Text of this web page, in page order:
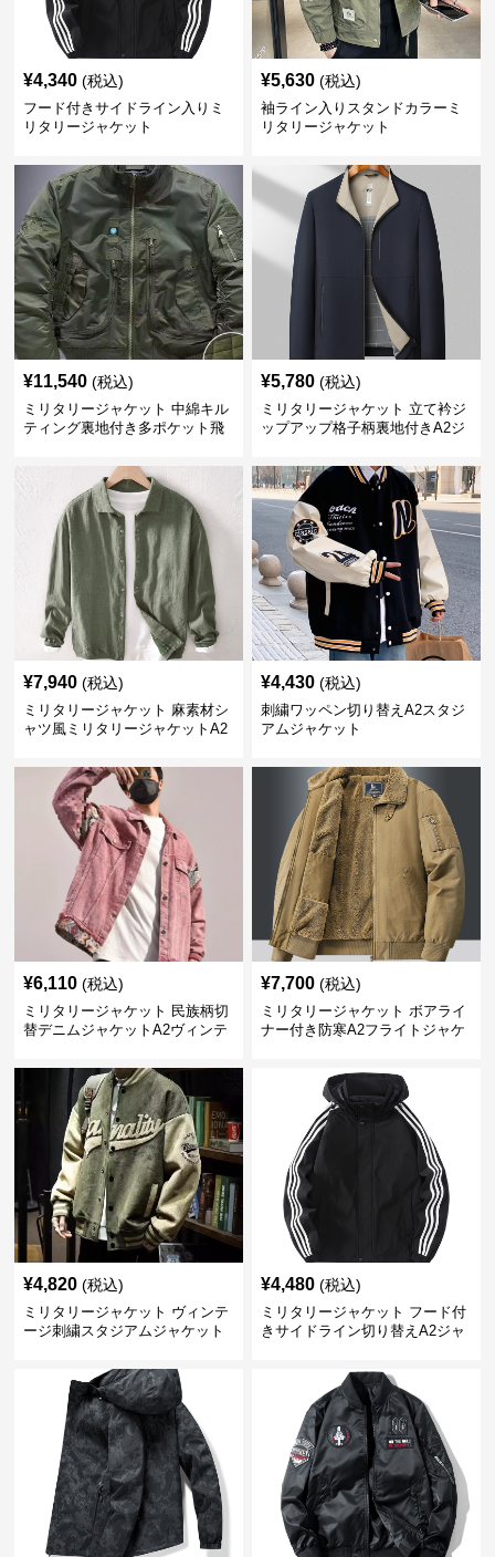
¥4,340 (税込)
フード付きサイドライン入りミ
リタリージャケット
¥5,630 (税込)
袖ライン入りスタンドカラーミ
リタリージャケット
¥11,540 (税込)
ミリタリージャケット 中綿キル
ティング裏地付き多ポケット飛
¥5,780 (税込)
ミリタリージャケット 立て衿ジ
ップアップ格子柄裏地付きA2ジ
¥7,940 (税込)
ミリタリージャケット 麻素材シ
ャツ風ミリタリージャケットA2
¥4,430 (税込)
刺繍ワッペン切り替えA2スタジ
アムジャケット
¥6,110 (税込)
ミリタリージャケット 民族柄切
替デニムジャケットA2ヴィンテ
¥7,700 (税込)
ミリタリージャケット ボアライ
ナー付き防寒A2フライトジャケ
¥4,820 (税込)
ミリタリージャケット ヴィンテ
ージ刺繍スタジアムジャケット
¥4,480 (税込)
ミリタリージャケット フード付
きサイドライン切り替えA2ジャ